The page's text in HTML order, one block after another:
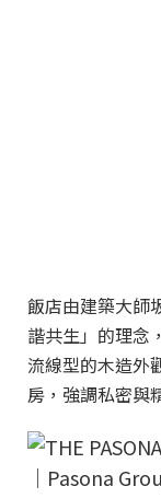
飯店由建築大師
諧共生」的理念
流線型的木造外
房，強調私密與